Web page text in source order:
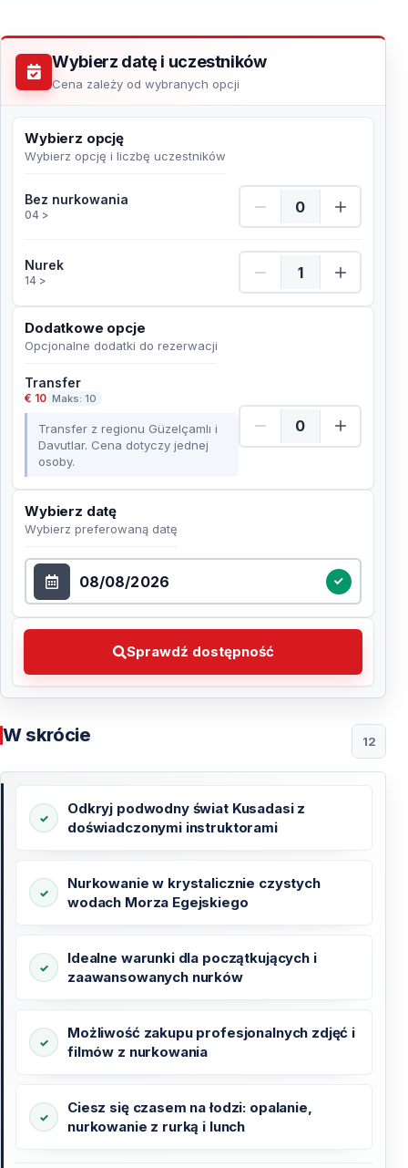
Wybierz datę i uczestników
Cena zależy od wybranych opcji
Wybierz opcję
Wybierz opcję i liczbę uczestników
Bez nurkowania
04 >
Bez nurkowania Ilość
Nurek
14 >
Nurek Ilość
Dodatkowe opcje
Opcjonalne dodatki do rezerwacji
Transfer
€ 10 Maks: 10
Transfer z regionu Güzelçamlı i
Davutlar. Cena dotyczy jednej
osoby.
Wybierz datę
Wybierz preferowaną datę
Wybierz datę
Sprawdź dostępność
Sprawdź dostępność Wybierz preferowaną datę
W skrócie 12
Odkryj podwodny świat Kusadasi z
doświadczonymi instruktorami
Nurkowanie w krystalicznie czystych
wodach Morza Egejskiego
Idealne warunki dla początkujących i
zaawansowanych nurków
Możliwość zakupu profesjonalnych zdjęć i
filmów z nurkowania
Ciesz się czasem na łodzi: opalanie,
nurkowanie z rurką i lunch